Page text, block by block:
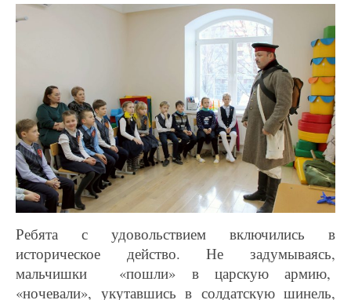
Ребята с удовольствием включились в
историческое действо. Не задумываясь,
мальчишки «пошли» в царскую армию,
«ночевали», укутавшись в солдатскую шинель,